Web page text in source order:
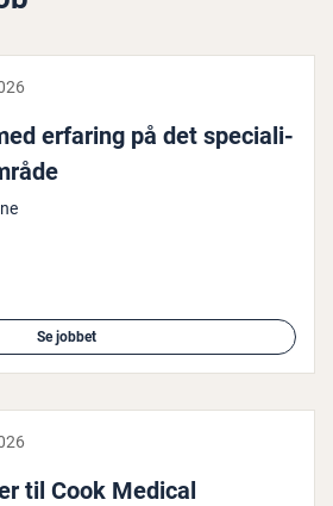
erfaring på det spe­ci­a­li­
Se jobbet
til Cook Medical